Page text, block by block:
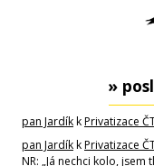
»
pan JardíkkPrivatizace
pan JardíkkPrivatizace
NR: „Já nechci kolo,